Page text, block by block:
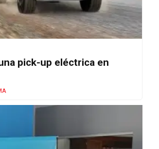
pick-up eléctrica en